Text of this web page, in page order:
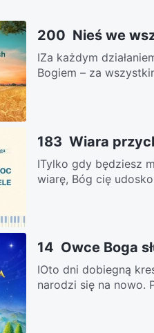
200 Nieś we
ⅠZa każdym
Bogiem – za
183 Wiara
ITylko gdy będziesz
wiarę, Bóg cię
14 Owce Boga
IOto dni dobiegną
narodzi się na nowo.